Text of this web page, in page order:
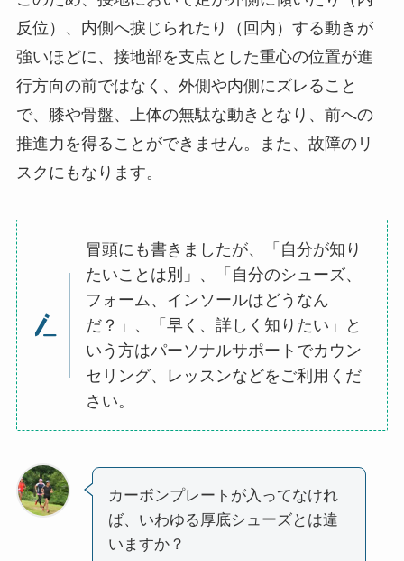
反位）、内側へ捩じられたり（回内）する動きが
強いほどに、接地部を支点とした重心の位置が進
行方向の前ではなく、外側や内側にズレること
で、膝や骨盤、上体の無駄な動きとなり、前への
推進力を得ることができません。また、故障のリ
スクにもなります。
冒頭にも書きましたが、「自分が知り
たいことは別」、「自分のシューズ、
フォーム、インソールはどうなん
だ？」、「早く、詳しく知りたい」と
いう方はパーソナルサポートでカウン
セリング、レッスンなどをご利用くだ
さい。
カーボンプレートが入ってなけれ
ば、いわゆる厚底シューズとは違
いますか？